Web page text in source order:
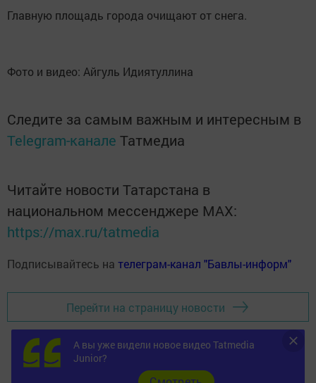
Главную площадь города очищают от снега.
Фото и видео: Айгуль Идиятуллина
Следите за самым важным и интересным в
Telegram-канале Татмедиа
Читайте новости Татарстана в
национальном мессенджере MАХ:
https://max.ru/tatmedia
Подписывайтесь на телеграм-канал "Бавлы-информ"
Перейти на страницу новости
А вы уже видели новое видео Tatmedia
Junior?